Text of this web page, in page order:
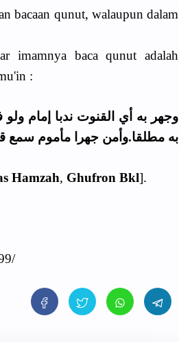
bacaan qunut, walaupun dalam
imamnya baca qunut adalah
:
وجهر به أي القنوت ندبا إمام
به مطلقا.وأمن جهرا مأموم سمع
Hamzah, Ghufron Bkl].